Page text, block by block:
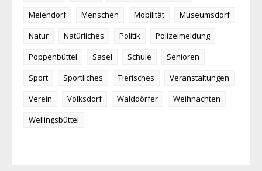
Meiendorf
Menschen Mobilität
Museumsdorf
Natur
Natürliches Politik
Polizeimeldung
Poppenbüttel
Sasel Schule
Senioren
Sport
Sportliches Tierisches
Veranstaltungen
Verein
Volksdorf Walddörfer
Weihnachten
Wellingsbüttel